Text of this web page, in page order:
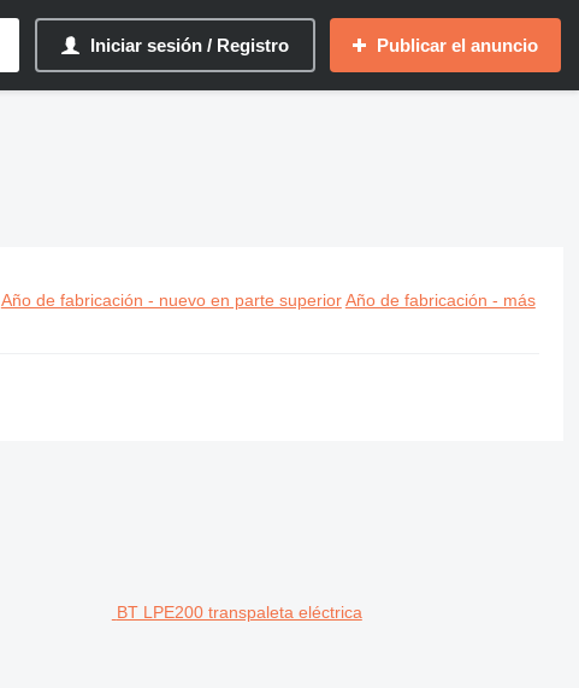
Iniciar sesión / Registro Publicar el anuncio
Año de fabricación - nuevo en parte superior Año de fabricación - más
BT LPE200 transpaleta eléctrica